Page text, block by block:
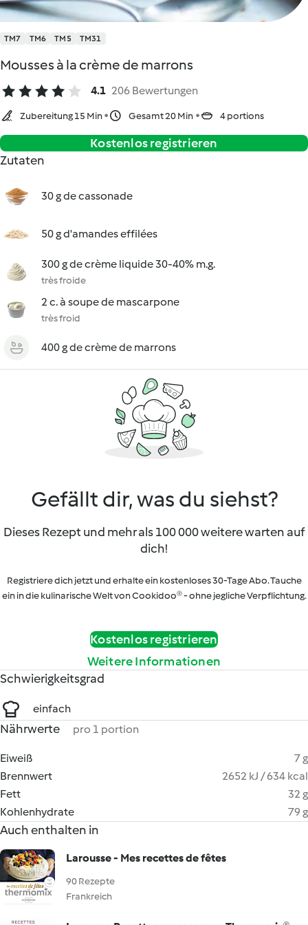
TM7 TM6 TM5 TM31
Mousses à la crème de marrons
4.1 206 Bewertungen
Zubereitung 15 Min Gesamt 20 Min 4 portions
Kostenlos registrieren
Zutaten
30 g de cassonade
50 g d'amandes effilées
300 g de crème liquide 30-40% m.g.
très froide
2 c. à soupe de mascarpone
très froid
400 g de crème de marrons
Gefällt dir, was du siehst?
Dieses Rezept und mehr als 100 000 weitere warten auf
dich!
Registriere dich jetzt und erhalte ein kostenloses 30-Tage Abo. Tauche
ein in die kulinarische Welt von Cookidoo® - ohne jegliche Verpflichtung.
Kostenlos registrieren
Weitere Informationen
Schwierigkeitsgrad
einfach
Nährwerte pro 1 portion
Eiweiß
7 g
Brennwert
2652 kJ / 634 kcal
Fett
32 g
Kohlenhydrate
79 g
Auch enthalten in
Larousse - Mes recettes de fêtes
90 Rezepte
Frankreich